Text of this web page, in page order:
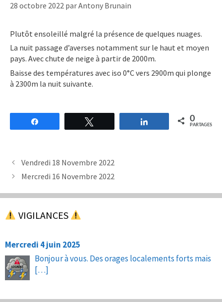
28 octobre 2022 parAntony Brunain
Plutôt ensoleillé malgré la présence de quelques nuages.
La nuit passage d’averses notamment sur le haut et moyen
pays. Avec chute de neige à partir de 2000m.
Baisse des températures avec iso 0°C vers 2900m qui plonge
à 2300m la nuit suivante.
Partagez 0
PARTAGES
Vendredi 18 Novembre 2022
Mercredi 16 Novembre 2022
VIGILANCES
Mercredi 4 juin 2025
Bonjour à vous. Des orages localements forts mais
[…]